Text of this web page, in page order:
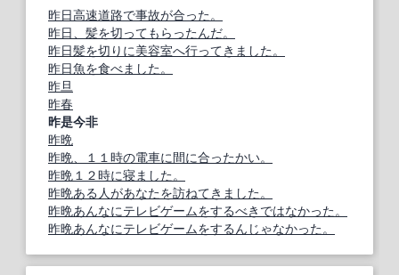
昨日高速道路で事故が合った。
昨日、髪を切ってもらったんだ。
昨日髪を切りに美容室へ行ってきました。
昨日魚を食べました。
昨旦
昨春
昨是今非
昨晩
昨晩、１１時の電車に間に合ったかい。
昨晩１２時に寝ました。
昨晩ある人があなたを訪ねてきました。
昨晩あんなにテレビゲームをするべきではなかった。
昨晩あんなにテレビゲームをするんじゃなかった。